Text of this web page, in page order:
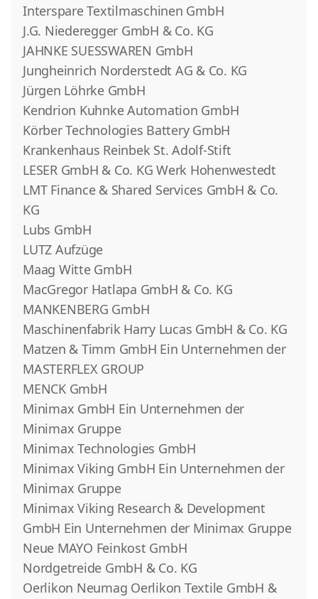
Interspare Textilmaschinen GmbH
J.G. Niederegger GmbH & Co. KG
JAHNKE SUESSWAREN GmbH
Jungheinrich Norderstedt AG & Co. KG
Jürgen Löhrke GmbH
Kendrion Kuhnke Automation GmbH
Körber Technologies Battery GmbH
Krankenhaus Reinbek St. Adolf-Stift
LESER GmbH & Co. KG Werk Hohenwestedt
LMT Finance & Shared Services GmbH & Co.
KG
Lubs GmbH
LUTZ Aufzüge
Maag Witte GmbH
MacGregor Hatlapa GmbH & Co. KG
MANKENBERG GmbH
Maschinenfabrik Harry Lucas GmbH & Co. KG
Matzen & Timm GmbH Ein Unternehmen der
MASTERFLEX GROUP
MENCK GmbH
Minimax GmbH Ein Unternehmen der
Minimax Gruppe
Minimax Technologies GmbH
Minimax Viking GmbH Ein Unternehmen der
Minimax Gruppe
Minimax Viking Research & Development
GmbH Ein Unternehmen der Minimax Gruppe
Neue MAYO Feinkost GmbH
Nordgetreide GmbH & Co. KG
Oerlikon Neumag Oerlikon Textile GmbH &